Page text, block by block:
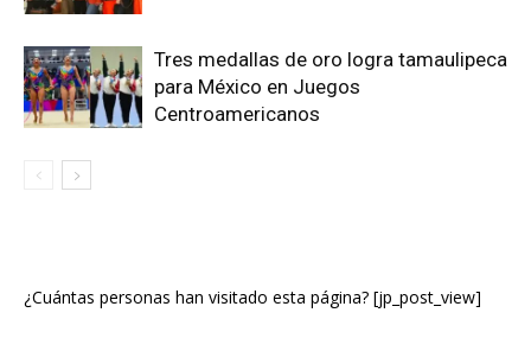
Tres medallas de oro logra tamaulipeca
para México en Juegos
Centroamericanos
¿Cuántas personas han visitado esta página? [jp_post_view]